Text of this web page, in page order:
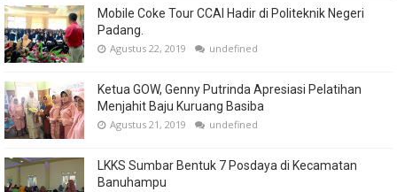
Mobile Coke Tour CCAI Hadir di Politeknik Negeri
Padang.
Agustus 22, 2019 undefined
Ketua GOW, Genny Putrinda Apresiasi Pelatihan
Menjahit Baju Kuruang Basiba
Agustus 21, 2019 undefined
LKKS Sumbar Bentuk 7 Posdaya di Kecamatan
Banuhampu